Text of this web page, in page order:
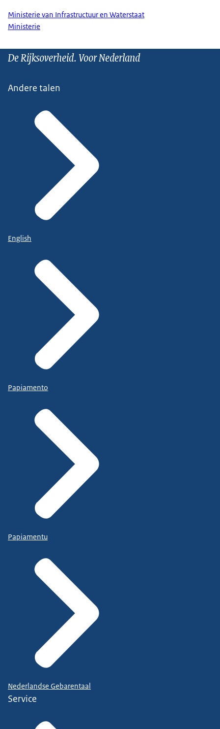
Ministerie van Infrastructuur en Waterstaat
Ministerie
De Rijksoverheid. Voor Nederland
Andere talen
English
Papiamento
Papiamentu
Nederlandse Gebarentaal
Service